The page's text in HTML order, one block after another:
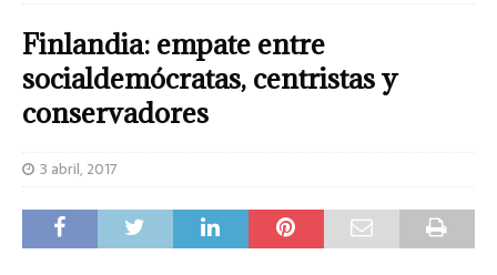
Finlandia: empate entre
socialdemócratas, centristas y
conservadores
3 abril, 2017